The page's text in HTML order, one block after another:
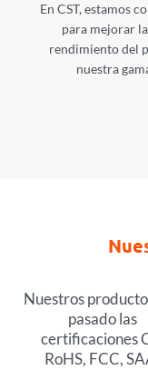
En CST, estamos
para mejorar
rendimiento del
nuestra
Nuestros
pasado las
certificaciones
RoHS, FCC,